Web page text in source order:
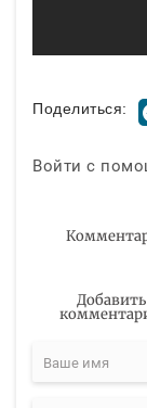
Поделиться:
Войти с
Добавить